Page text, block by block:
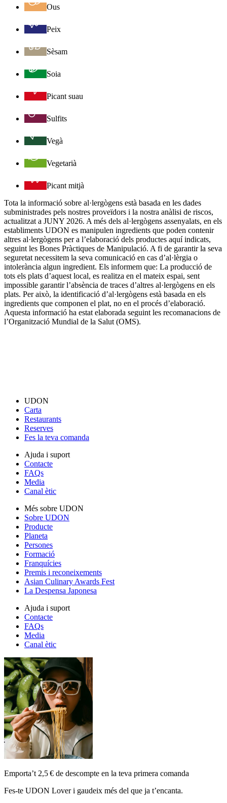
Ous
Peix
Sèsam
Soia
Picant suau
Sulfits
Vegà
Vegetarià
Picant mitjà
Tota la informació sobre al·lergògens està basada en les dades
subministrades pels nostres proveïdors i la nostra anàlisi de riscos,
actualitzat a JUNY 2026. A més dels al·lergògens assenyalats, en els
establiments UDON es manipulen ingredients que poden contenir
altres al·lergògens per a l’elaboració dels productes aquí indicats,
seguint les Bones Pràctiques de Manipulació. A fi de garantir la seva
seguretat necessitem la seva comunicació en cas d’al·lèrgia o
intolerància algun ingredient. Els informem que: La producció de
tots els plats d’aquest local, es realitza en el mateix espai, sent
impossible garantir l’absència de traces d’altres al·lergògens en els
plats. Per això, la identificació d’al·lergògens està basada en els
ingredients que componen el plat, no en el procés d’elaboració.
Aquesta informació ha estat elaborada seguint les recomanacions de
l’Organització Mundial de la Salut (OMS).
UDON
Carta
Restaurants
Reserves
Fes la teva comanda
Ajuda i suport
Contacte
FAQs
Media
Canal ètic
Més sobre UDON
Sobre UDON
Producte
Planeta
Persones
Formació
Franquícies
Premis i reconeixements
Asian Culinary Awards Fest
La Despensa Japonesa
Ajuda i suport
Contacte
FAQs
Media
Canal ètic
Emporta’t 2,5 € de descompte en la teva primera comanda
Fes-te UDON Lover i gaudeix més del que ja t’encanta.